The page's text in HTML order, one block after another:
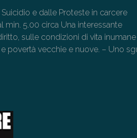
e dalle Proteste in carcere
min. 5.00 circa Una interessante
sulle condizioni di vita
povertà vecchie e nuove. – Uno